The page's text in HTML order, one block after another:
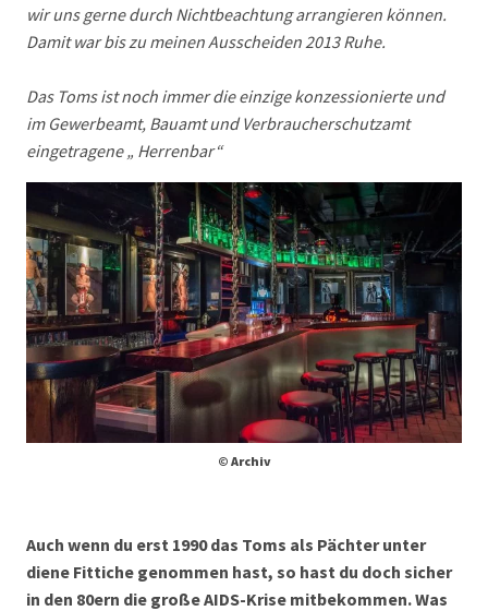
wir uns gerne durch Nichtbeachtung arrangieren können.
Damit war bis zu meinen Ausscheiden 2013 Ruhe.
Das Toms ist noch immer die einzige konzessionierte und
im Gewerbeamt, Bauamt und Verbraucherschutzamt
eingetragene „ Herrenbar“
© Archiv
Auch wenn du erst 1990 das Toms als Pächter unter
diene Fittiche genommen hast, so hast du doch sicher
in den 80ern die große AIDS-Krise mitbekommen. Was